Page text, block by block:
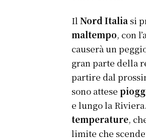
IlNord Italia si
maltempo, con
causerà un
gran parte della
partire dal
sono attese
e lungo la
temperature,
limite che